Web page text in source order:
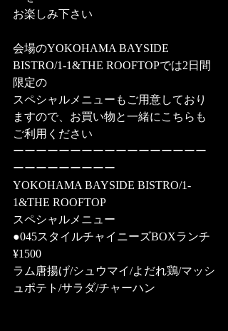
お楽しみ下さい
会場のYOKOHAMA BAYSIDE
BISTRO/1-1&THE ROOFTOPでは2日間
限定の
スペシャルメニューもご用意しており
ますので、お買い物と一緒にこちらも
ご利用ください
ーーーーーーーーーーーーーーーーー
ーーーーーーーーー
YOKOHAMA BAYSIDE BISTRO/1-
1&THE ROOFTOP
スペシャルメニュー
●045スタイルチャイニーズBOXランチ
¥1500
ラム唐揚げ/シュウマイ/よだれ鶏/マッシ
ュポテト/サラダ/チャーハン